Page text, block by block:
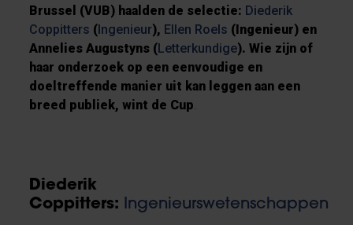
Brussel (VUB) haalden de selectie: Diederik
Coppitters (Ingenieur), Ellen Roels (Ingenieur) en
Annelies Augustyns (Letterkundige). Wie zijn of
haar onderzoek op een eenvoudige en
doeltreffende manier uit kan leggen aan een
breed publiek, wint de Cup
Diederik
Coppitters:
Ingenieurswetenschappen